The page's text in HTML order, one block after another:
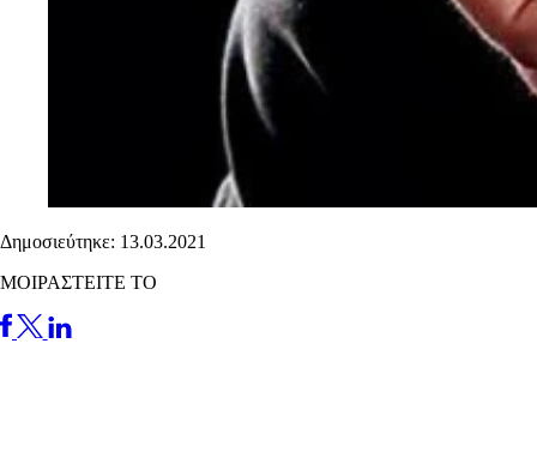
Δημοσιεύτηκε: 13.03.2021
ΜΟΙΡΑΣΤΕΙΤΕ ΤΟ